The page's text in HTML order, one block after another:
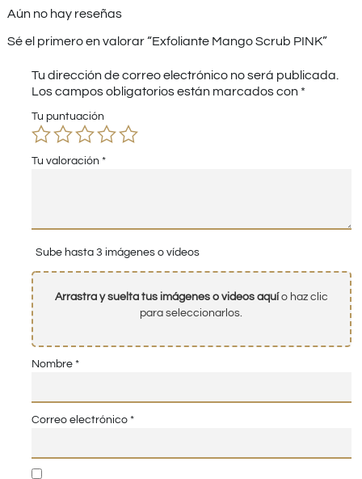
Aún no hay reseñas
Sé el primero en valorar “Exfoliante Mango Scrub PINK”
Tu dirección de correo electrónico no será publicada.
Los campos obligatorios están marcados con *
Tu puntuación
Tu valoración *
Sube hasta 3 imágenes o vídeos
Arrastra y suelta tus imágenes o videos aquío haz clic
para seleccionarlos.
Nombre *
Correo electrónico *